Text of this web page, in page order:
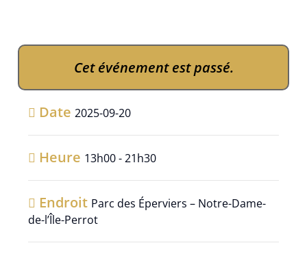
Cet événement est passé.
Date2025-09-20
Heure 13h00 - 21h30
Endroit Parc des Éperviers – Notre-Dame-
de-l’Île-Perrot